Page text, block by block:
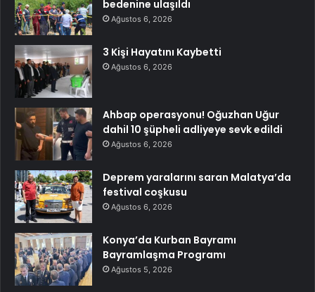
bedenine ulaşıldı
Ağustos 6, 2026
3 Kişi Hayatını Kaybetti
Ağustos 6, 2026
Ahbap operasyonu! Oğuzhan Uğur
dahil 10 şüpheli adliyeye sevk edildi
Ağustos 6, 2026
Deprem yaralarını saran Malatya’da
festival coşkusu
Ağustos 6, 2026
Konya’da Kurban Bayramı
Bayramlaşma Programı
Ağustos 5, 2026